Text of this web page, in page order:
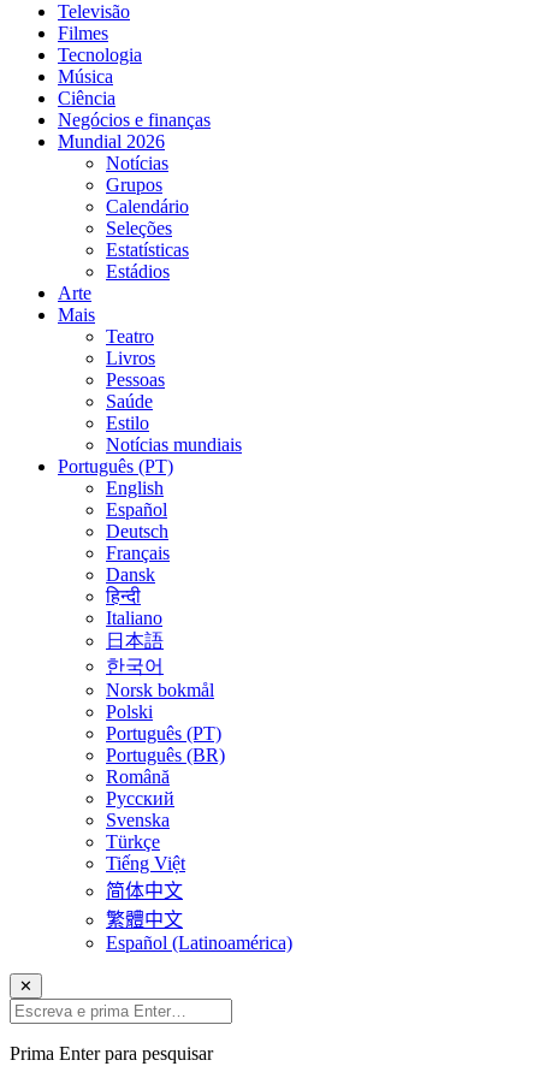
Televisão
Filmes
Tecnologia
Música
Ciência
Negócios e finanças
Mundial 2026
Notícias
Grupos
Calendário
Seleções
Estatísticas
Estádios
Arte
Mais
Teatro
Livros
Pessoas
Saúde
Estilo
Notícias mundiais
Português (PT)
English
Español
Deutsch
Français
Dansk
हिन्दी
Italiano
日本語
한국어
Norsk bokmål
Polski
Português (PT)
Português (BR)
Română
Русский
Svenska
Türkçe
Tiếng Việt
简体中文
繁體中文
Español (Latinoamérica)
✕
Prima Enter para pesquisar